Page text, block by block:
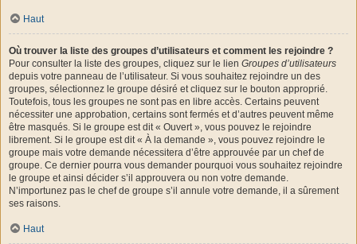
Haut
Où trouver la liste des groupes d’utilisateurs et comment les rejoindre ?
Pour consulter la liste des groupes, cliquez sur le lien Groupes d’utilisateurs
depuis votre panneau de l’utilisateur. Si vous souhaitez rejoindre un des
groupes, sélectionnez le groupe désiré et cliquez sur le bouton approprié.
Toutefois, tous les groupes ne sont pas en libre accès. Certains peuvent
nécessiter une approbation, certains sont fermés et d’autres peuvent même
être masqués. Si le groupe est dit « Ouvert », vous pouvez le rejoindre
librement. Si le groupe est dit « À la demande », vous pouvez rejoindre le
groupe mais votre demande nécessitera d’être approuvée par un chef de
groupe. Ce dernier pourra vous demander pourquoi vous souhaitez rejoindre
le groupe et ainsi décider s’il approuvera ou non votre demande.
N’importunez pas le chef de groupe s’il annule votre demande, il a sûrement
ses raisons.
Haut